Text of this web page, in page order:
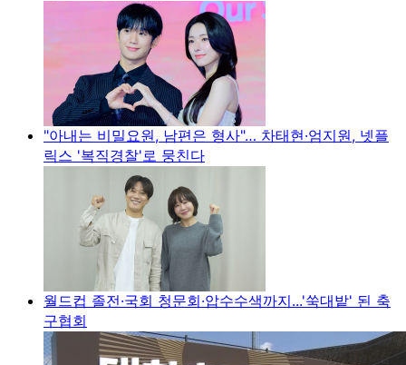
"아내는 비밀요원, 남편은 형사"… 차태현·엄지원, 넷플
릭스 '복직경찰'로 뭉친다
월드컵 졸전·국회 청문회·압수수색까지...'쑥대밭' 된 축
구협회